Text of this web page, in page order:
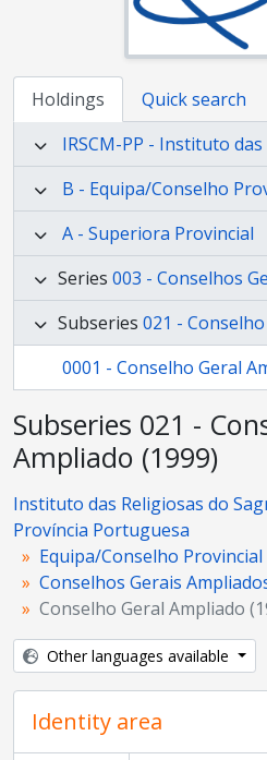
Holdings
Quick search
B - Equipa/Conselho
A - Superiora Provincial
Series 003 - Conselhos
Subseries 021 -
0001 - Conselho Geral
Subseries 021 -
Ampliado (1999)
Instituto das Religiosas do
Província Portuguesa
Equipa/Conselho Provincial
Conselhos Gerais
Conselho Geral Ampliado
Other languages available
Identity area